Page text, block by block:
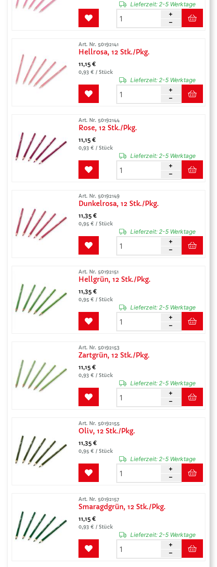
Lieferzeit:2-5 Werktage
Art. Nr. 50192141
Hellrosa, 12 Stk./Pkg.
11,15 €
0,93 € / Stück
Lieferzeit:2-5 Werktage
Art. Nr. 50192144
Rose, 12 Stk./Pkg.
11,15 €
0,93 € / Stück
Lieferzeit:2-5 Werktage
Art. Nr. 50192149
Dunkelrosa, 12 Stk./Pkg.
11,35 €
0,95 € / Stück
Lieferzeit:2-5 Werktage
Art. Nr. 50192151
Hellgrün, 12 Stk./Pkg.
11,35 €
0,95 € / Stück
Lieferzeit:2-5 Werktage
Art. Nr. 50192153
Zartgrün, 12 Stk./Pkg.
11,15 €
0,93 € / Stück
Lieferzeit:2-5 Werktage
Art. Nr. 50192155
Oliv, 12 Stk./Pkg.
11,35 €
0,95 € / Stück
Lieferzeit:2-5 Werktage
Art. Nr. 50192157
Smaragdgrün, 12 Stk./Pkg.
11,15 €
0,93 € / Stück
Lieferzeit:2-5 Werktage